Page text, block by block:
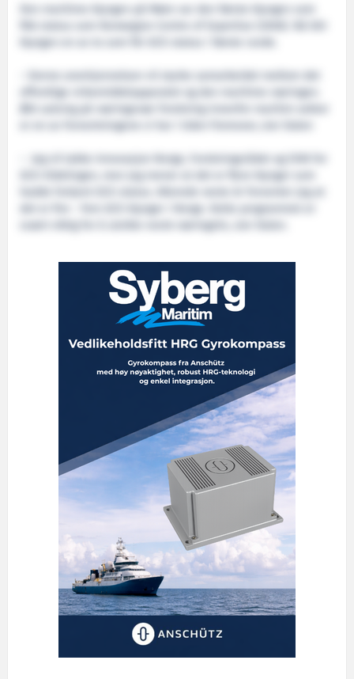
Den maritime klyngen på Møre var den første klyngen som
fikk status som Norwegian Centre of Expertise (2006). Nå blir
klyngen en av to som får GCE-status i første runde.
– Denne anerkjennelsen vil styrke samarbeidet mellom det
offentlige virkemiddelapparatet og den maritime næringen.
Økt satsing på næringsnær forskning innenfor maritim sektor
er en av forventningene vi har i tiden fremover, sier Dalen
– Jeg vil takke Innovasjon Norge, Forskningsrådet og SIVA for
GCE-tildelingen, men jeg mener at det er flere klynger som
hadde fortjent GCE-status. Allerede neste år forventer jeg at
det er fire – fem GCE-klynger i Norge. Dette programmet er
svært viktig for å utvikle norsk næringsliv, sier Dalen.